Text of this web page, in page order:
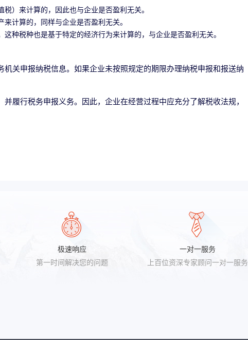
）来计算的，因此也与企业是否盈利无关。
计算的，同样与企业是否盈利无关。
种税种也是基于特定的经济行为来计算的，与企业是否盈利无关。
关申报纳税信息。如果企业未按照规定的期限办理纳税申报和报送纳
履行税务申报义务。因此，企业在经营过程中应充分了解税收法规，
极速响应
第一时间解决您的问题
一对一服务
上百位资深专家顾问一对一服务